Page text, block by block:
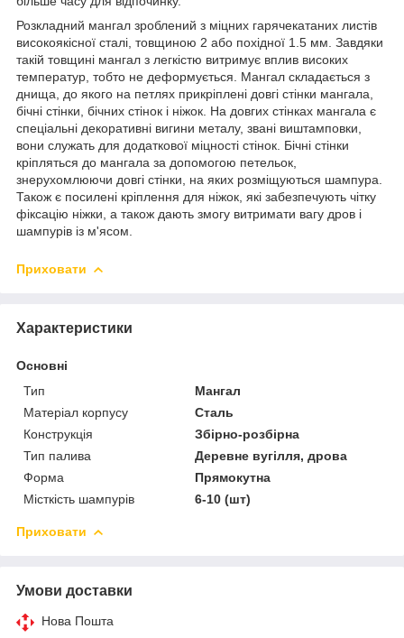
Розкладний мангал зроблений з міцних гарячекатаних листів
високоякісної сталі, товщиною 2 або похідної 1.5 мм. Завдяки
такій товщині мангал з легкістю витримує вплив високих
температур, тобто не деформується. Мангал складається з
днища, до якого на петлях прикріплені довгі стінки мангала,
бічні стінки, бічних стінок і ніжок. На довгих стінках мангала є
спеціальні декоративні вигини металу, звані виштамповки,
вони служать для додаткової міцності стінок. Бічні стінки
кріпляться до мангала за допомогою петельок,
знерухомлюючи довгі стінки, на яких розміщуються шампура.
Також є посилені кріплення для ніжок, які забезпечують чітку
фіксацію ніжки, а також дають змогу витримати вагу дров і
шампурів із м'ясом.
Приховати
Характеристики
Основні
Тип
Мангал
Матеріал корпусу
Сталь
Конструкція
Збірно-розбірна
Тип палива
Деревне вугілля, дрова
Форма
Прямокутна
Місткість шампурів
6-10 (шт)
Приховати
Умови доставки
Нова Пошта